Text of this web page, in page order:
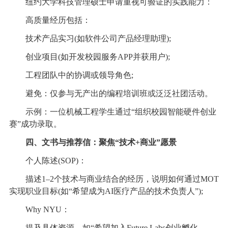
纽约大学科技管理硕士申请重视可验证的实践能力：
高质量经历包括：
技术产品实习(如软件公司产品经理助理);
创业项目(如开发校园服务APP并获用户);
工程团队中的协调或领导角色;
避免：仅参与无产出的编程培训班或泛泛社团活动。
示例：一位机械工程学生通过“组织校园智能硬件创业
赛”成功录取。
四、文书与推荐信：聚焦“技术+商业”愿景
个人陈述(SOP)：
描述1–2个技术与商业结合的经历，说明如何通过MOT
实现职业目标(如“希望成为AI医疗产品的技术负责人”);
Why NYU：